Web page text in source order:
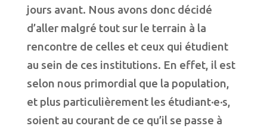
jours avant. Nous avons donc décidé
d’aller malgré tout sur le terrain à la
rencontre de celles et ceux qui étudient
au sein de ces institutions. En effet, il est
selon nous primordial que la population,
et plus particulièrement les étudiant·e·s,
soient au courant de ce qu’il se passe à